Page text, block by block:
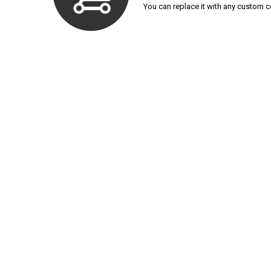
You can replace it with any custom